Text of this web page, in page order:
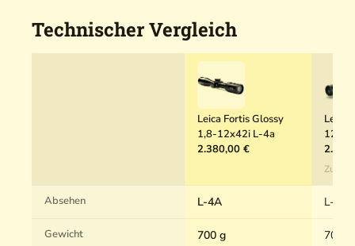
Technischer Vergleich
Leica Fortis Glossy
1,8-12x42i L-4a
2.380,00 €
Leica
Zum
Absehen L-4A L-4A
Gewicht 700 g 700